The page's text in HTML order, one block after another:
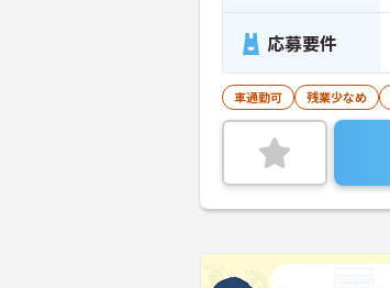
応募要件
車通勤可 残業少なめ